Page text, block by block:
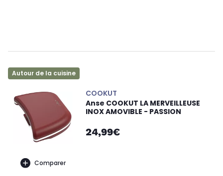
Autour de la cuisine
Comparer
COOKUT
Anse COOKUT LA MERVEILLEUSE
INOX AMOVIBLE - PASSION
24,99€